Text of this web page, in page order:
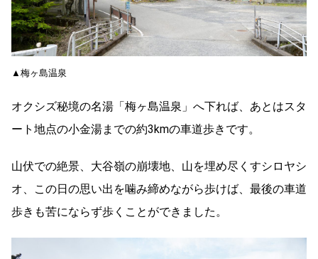
▲梅ヶ島温泉
オクシズ秘境の名湯「梅ヶ島温泉」へ下れば、あとはスタ
ート地点の小金湯までの約3kmの車道歩きです。
山伏での絶景、大谷嶺の崩壊地、山を埋め尽くすシロヤシ
オ、この日の思い出を噛み締めながら歩けば、最後の車道
歩きも苦にならず歩くことができました。